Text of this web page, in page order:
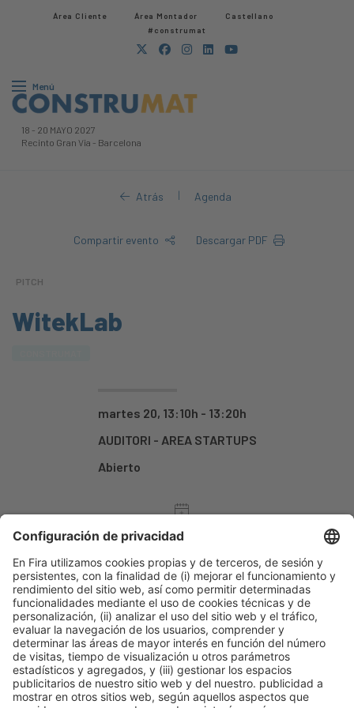
Área Cliente Área Montador
Castellano
#construmat
Menú
18 - 20 MAYO 2027
Recinto Gran Via - Barcelona
Atrás | Agenda
Compartir evento Descargar PDF
PITCH
WitekLab
martes 20, 13:10h - 13:20h
AUDITORI - AREA STARTUPS
Abierto
-
Organizadores